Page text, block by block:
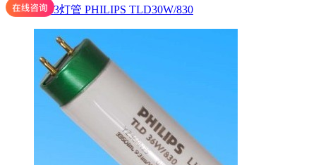
TL83灯管 PHILIPS TLD30W/830